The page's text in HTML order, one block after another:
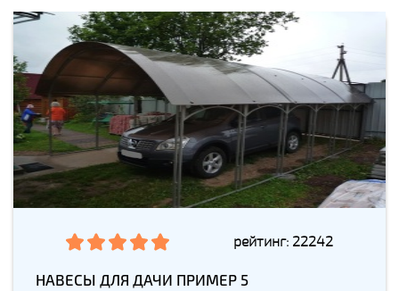
рейтинг: 22242
НАВЕСЫ ДЛЯ ДАЧИ ПРИМЕР 5